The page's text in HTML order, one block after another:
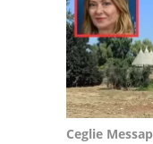
Ceglie